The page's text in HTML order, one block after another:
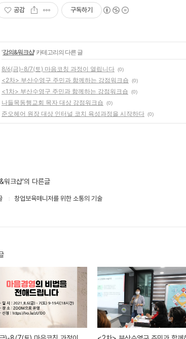
공감 구독하기
'강의&워크샵' 카테고리의 다른 글
8/6(금)-8/7(토) 마음코칭 과정이 열립니다 (0)
<2차> 부산수영구 주민과 함께하는 강점워크숍 (0)
<1차> 부산수영구 주민과 함께하는 강점워크숍 (0)
나들목동행교회 목자 대상 강점워크숍 (0)
준오헤어 원장 대상 인터널 코치 육성과정을 시작하다 (0)
워크샵'의 다른글
창업보육매니저를 위한 소통의 기술